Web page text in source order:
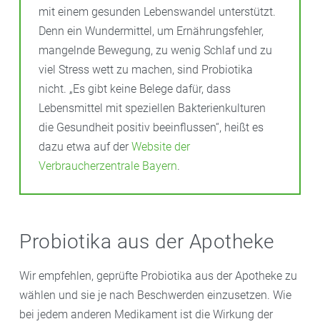
Andererseits ist es gut für die Darmgesundheit. Umso
vielfältiger man von den fermentierten Lebensmitteln
zu sich nimmt, desto besser für die Darmflora. Das
muss nicht immer mehr sein:
Wer ein halbes Glas
Kimchi isst, der erlebt ordentliche Aktivitäten im
Magen und Darm“,
rät der Berliner Koch Thore
Hildebrandt mit dem Essen dieser Lebensmittel
anfangs nicht zu übertreiben, „da finden enorme
kämpfen mit den nicht so guten Darmbakterien.“Das
Nahrungsmitteln sollte immer langsam und in kleinen
Der Prozess der Fermentation (abgeleitet vom
Lateinischen „fermentum” – Gärung) ist nichts Neues.
mit einem gesunden Lebenswandel unterstützt.
Denn ein Wundermittel, um Ernährungsfehler,
mangelnde Bewegung, zu wenig Schlaf und zu
viel Stress wett zu machen, sind Probiotika
nicht. „Es gibt keine Belege dafür, dass
Lebensmittel mit speziellen Bakterienkulturen
die Gesundheit positiv beeinflussen“, heißt es
dazu etwa auf der Website der
Verbraucherzentrale Bayern.
Probiotika aus der Apotheke
Wir empfehlen, geprüfte Probiotika aus der Apotheke zu
wählen und sie je nach Beschwerden einzusetzen. Wie
bei jedem anderen Medikament ist die Wirkung der